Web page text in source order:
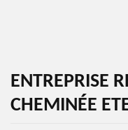
ENTREPRISE
CHEMINÉE